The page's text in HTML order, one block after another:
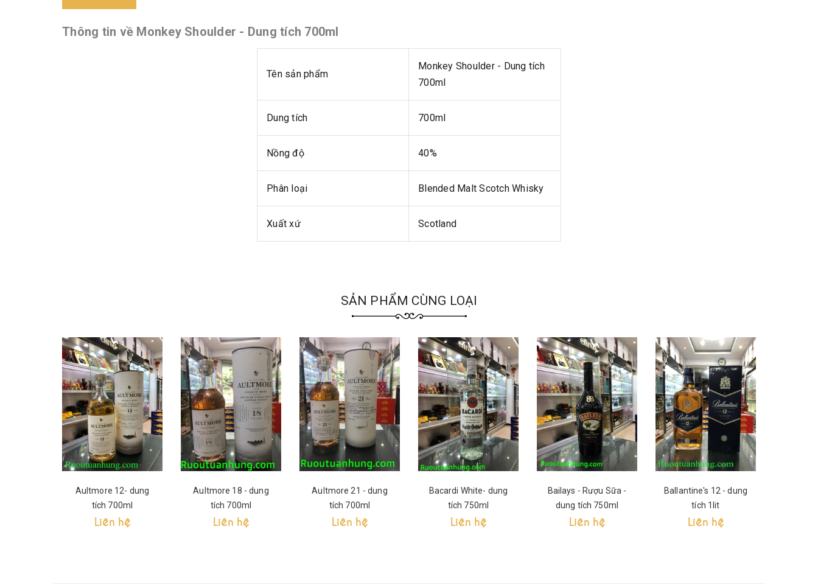
Thông tin về Monkey Shoulder - Dung tích 700ml
Tên sản phẩm
Monkey Shoulder - Dung tích
700ml
Dung tích 700ml
Nồng độ 40%
Phân loại Blended Malt Scotch Whisky
Xuất xứ Scotland
SẢN PHẨM CÙNG LOẠI
Aultmore 12- dung
tích 700ml
Liên hệ
Aultmore 18 - dung
tích 700ml
Liên hệ
Aultmore 21 - dung
tích 700ml
Liên hệ
Bacardi White- dung
tích 750ml
Liên hệ
Bailays - Rượu Sữa -
dung tích 750ml
Liên hệ
Ballantine's 12 - dung
tích 1lit
Liên hệ